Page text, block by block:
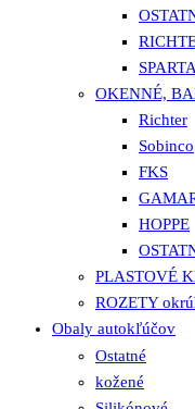
OKENNÉ,
Richter
Sobinco
FKS
HOPPE
PLASTOVÉ
ROZETY
Obaly autokľúčov
Ostatné
kožené